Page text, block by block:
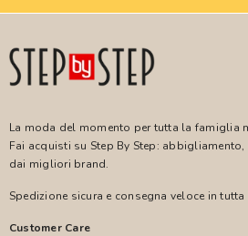
La moda del momento per tutta la famiglia
Fai acquisti su Step By Step:
dai migliori brand.
Spedizione sicura e consegna veloce in
Customer Care